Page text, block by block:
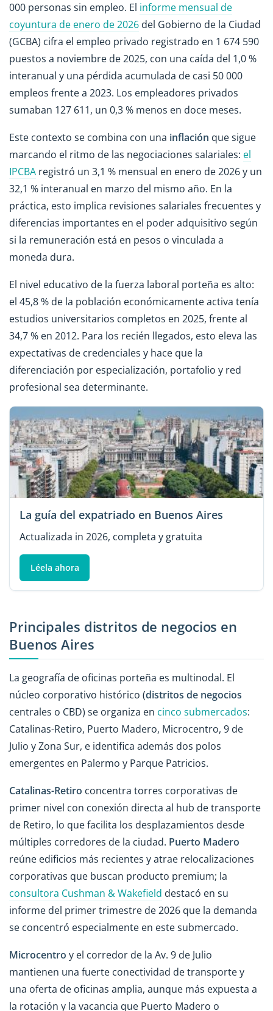
000 personas sin empleo. El informe mensual de
coyuntura de enero de 2026 del Gobierno de la Ciudad
(GCBA) cifra el empleo privado registrado en 1 674 590
puestos a noviembre de 2025, con una caída del 1,0 %
interanual y una pérdida acumulada de casi 50 000
empleos frente a 2023. Los empleadores privados
sumaban 127 611, un 0,3 % menos en doce meses.
Este contexto se combina con una inflación que sigue
marcando el ritmo de las negociaciones salariales: el
IPCBA registró un 3,1 % mensual en enero de 2026 y un
32,1 % interanual en marzo del mismo año. En la
práctica, esto implica revisiones salariales frecuentes y
diferencias importantes en el poder adquisitivo según
si la remuneración está en pesos o vinculada a
moneda dura.
El nivel educativo de la fuerza laboral porteña es alto:
el 45,8 % de la población económicamente activa tenía
estudios universitarios completos en 2025, frente al
34,7 % en 2012. Para los recién llegados, esto eleva las
expectativas de credenciales y hace que la
diferenciación por especialización, portafolio y red
profesional sea determinante.
La guía del expatriado en Buenos Aires
Actualizada in 2026, completa y gratuita
Léela ahora
Principales distritos de negocios en
Buenos Aires
La geografía de oficinas porteña es multinodal. El
núcleo corporativo histórico (distritos de negocios
centrales o CBD) se organiza en cinco submercados:
Catalinas-Retiro, Puerto Madero, Microcentro, 9 de
Julio y Zona Sur, e identifica además dos polos
emergentes en Palermo y Parque Patricios.
Catalinas-Retiro concentra torres corporativas de
primer nivel con conexión directa al hub de transporte
de Retiro, lo que facilita los desplazamientos desde
múltiples corredores de la ciudad. Puerto Madero
reúne edificios más recientes y atrae relocalizaciones
corporativas que buscan producto premium; la
consultora Cushman & Wakefield destacó en su
informe del primer trimestre de 2026 que la demanda
se concentró especialmente en este submercado.
Microcentro y el corredor de la Av. 9 de Julio
mantienen una fuerte conectividad de transporte y
una oferta de oficinas amplia, aunque más expuesta a
la rotación y la vacancia que Puerto Madero o